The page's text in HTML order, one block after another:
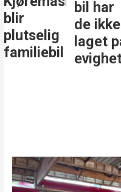
blir
plutselig
familiebil
bil har
de ikke
laget